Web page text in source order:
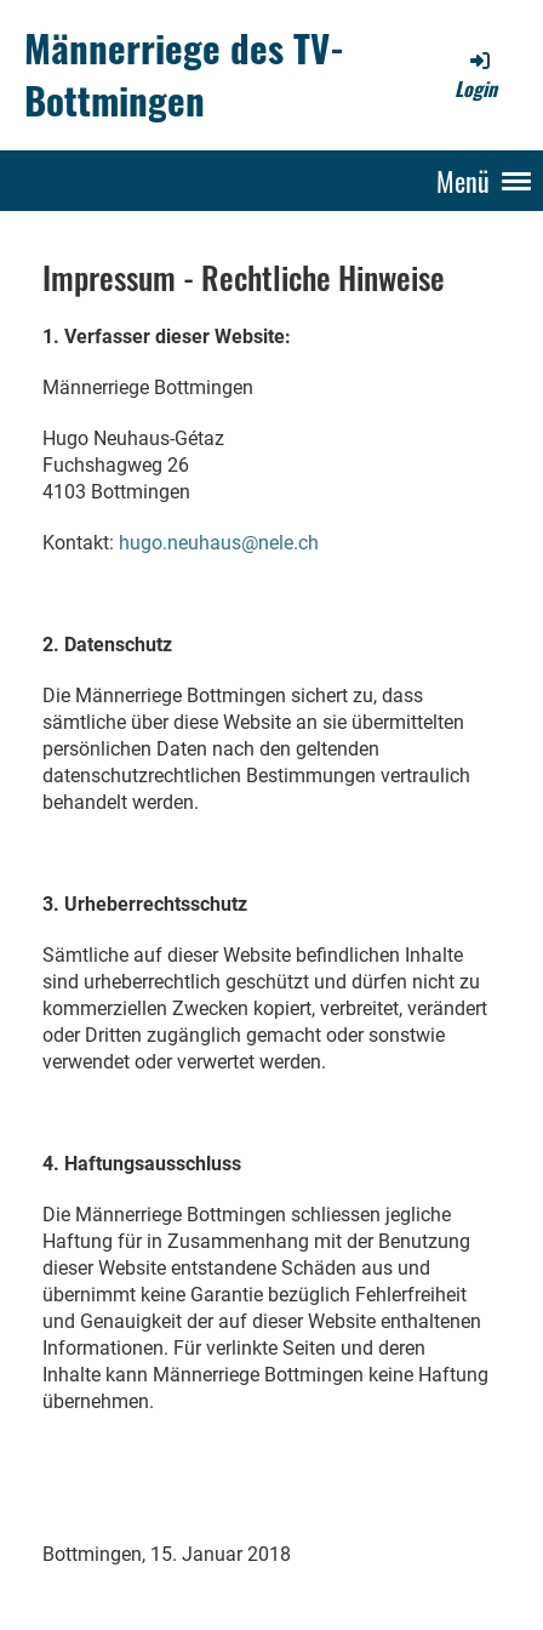
Männerriege des TV-
Bottmingen
Login
Menü
Impressum - Rechtliche Hinweise
1. Verfasser dieser Website:
Männerriege Bottmingen
Hugo Neuhaus-Gétaz
Fuchshagweg 26
4103 Bottmingen
Kontakt: hugo.neuhaus@nele.ch
2. Datenschutz
Die Männerriege Bottmingen sichert zu, dass
sämtliche über diese Website an sie übermittelten
persönlichen Daten nach den geltenden
datenschutzrechtlichen Bestimmungen vertraulich
behandelt werden.
3. Urheberrechtsschutz
Sämtliche auf dieser Website befindlichen Inhalte
sind urheberrechtlich geschützt und dürfen nicht zu
kommerziellen Zwecken kopiert, verbreitet, verändert
oder Dritten zugänglich gemacht oder sonstwie
verwendet oder verwertet werden.
4. Haftungsausschluss
Die Männerriege Bottmingen schliessen jegliche
Haftung für in Zusammenhang mit der Benutzung
dieser Website entstandene Schäden aus und
übernimmt keine Garantie bezüglich Fehlerfreiheit
und Genauigkeit der auf dieser Website enthaltenen
Informationen. Für verlinkte Seiten und deren
Inhalte kann Männerriege Bottmingen keine Haftung
übernehmen.
Bottmingen, 15. Januar 2018